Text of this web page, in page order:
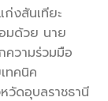
งสันเทียะ
มด้วย นาย
วามร่วมมือ
ทคนิค
วัดอุบลราชธานี